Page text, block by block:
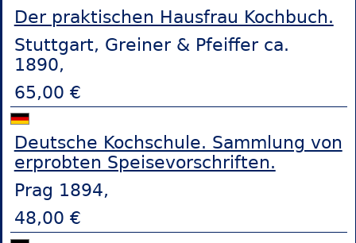
Der praktischen Hausfrau Kochbuch.
Stuttgart, Greiner & Pfeiffer ca.
1890,
65,00 €
Deutsche Kochschule. Sammlung von
erprobten Speisevorschriften.
Prag 1894,
48,00 €